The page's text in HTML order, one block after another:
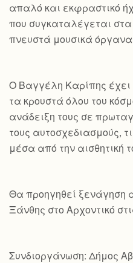
απαλό και εκφραστικό
που συγκαταλέγεται
πνευστά μουσικά
Ο Βαγγέλη Καρίπης έχει
τα κρουστά όλου του
ανάδειξη τους σε
τους αυτοσχεδιασμούς,
μέσα από την αισθητική
Θα προηγηθεί ξενάγηση
Ξάνθης στο Αρχοντικό
Συνδιοργάνωση: Δήμος